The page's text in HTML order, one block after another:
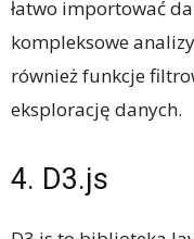
łatwo importować
kompleksowe
również funkcje
eksplorację danych.
4. D3.js